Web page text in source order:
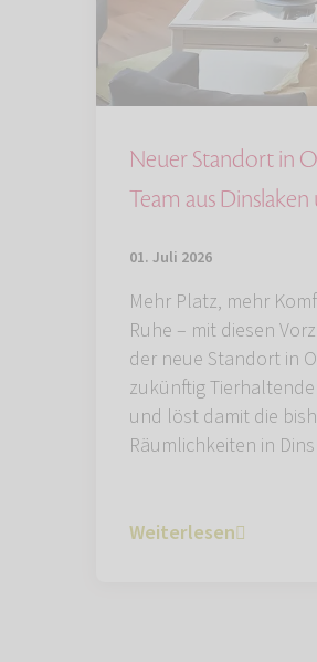
Neuer Standort in
Team aus
01. Juli 2026
Mehr Platz, mehr
Ruhe – mit diesen
der neue Standort in
zukünftig
und löst damit die
Räumlichkeiten in
Weiterlesen